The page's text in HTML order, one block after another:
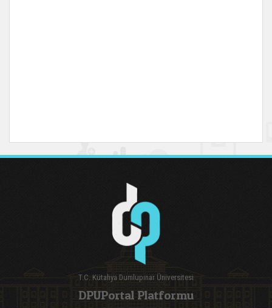
T.C. Kütahya Dumlupınar Üniversitesi
DPUPortal Platformu